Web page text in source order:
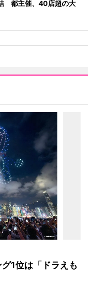
都主催、40店超の大
1位は「ドラえも